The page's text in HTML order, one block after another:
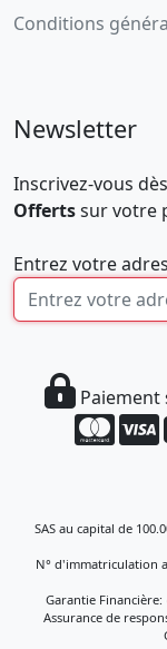
Conditions
Newsletter
Inscrivez-vous
Offertssur votre
Entrez votre
SAS au capital de
N° d'immatriculation
Garantie Financière:
Assurance de